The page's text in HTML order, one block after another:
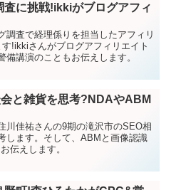
査に挑戦!ikkiがブログアフィ
調査で経理係りを担当したアフィリ
!ikkiさんがブログアフィリエイト
講演のこともお伝えします。
と雑貨を思考?NDAやABM
川佳祐さんの9期の滝沢市のSEO相
します。そして、ABMと画像認識
伝えします。